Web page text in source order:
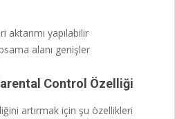
aktarımı yapılabilir
alanı genişler
Control Özelliği
artırmak için şu özellikleri